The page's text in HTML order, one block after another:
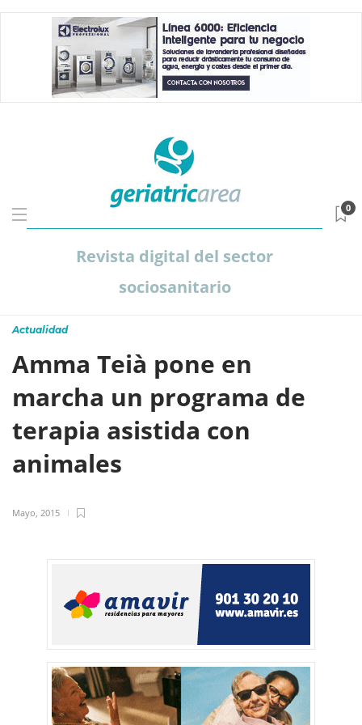
Revista digital del sector
sociosanitario
0
Actualidad
Amma Teià pone en
marcha un programa de
terapia asistida con
animales
Mayo, 2015